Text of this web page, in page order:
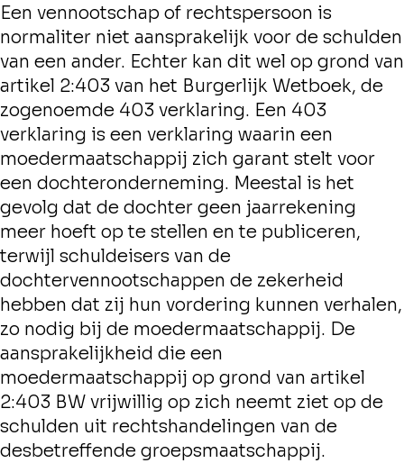
Een vennootschap of rechtspersoon is
normaliter niet aansprakelijk voor de schulden
van een ander. Echter kan dit wel op grond van
artikel 2:403 van het Burgerlijk Wetboek, de
zogenoemde 403 verklaring. Een 403
verklaring is een verklaring waarin een
moedermaatschappij zich garant stelt voor
een dochteronderneming. Meestal is het
gevolg dat de dochter geen jaarrekening
meer hoeft op te stellen en te publiceren,
terwijl schuldeisers van de
dochtervennootschappen de zekerheid
hebben dat zij hun vordering kunnen verhalen,
zo nodig bij de moedermaatschappij. De
aansprakelijkheid die een
moedermaatschappij op grond van artikel
2:403 BW vrijwillig op zich neemt ziet op de
schulden uit rechtshandelingen van de
desbetreffende groepsmaatschappij.